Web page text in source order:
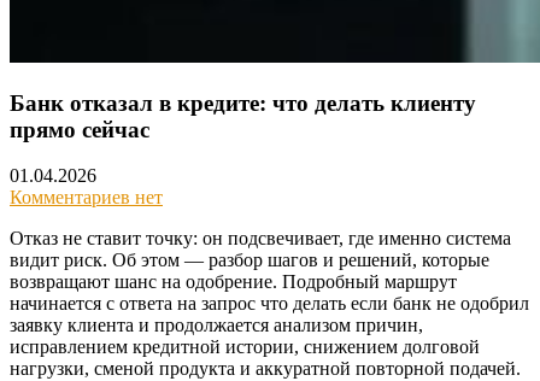
Банк отказал в кредите: что делать клиенту
прямо сейчас
01.04.2026
Комментариев нет
Отказ не ставит точку: он подсвечивает, где именно система
видит риск. Об этом — разбор шагов и решений, которые
возвращают шанс на одобрение. Подробный маршрут
начинается с ответа на запрос что делать если банк не одобрил
заявку клиента и продолжается анализом причин,
исправлением кредитной истории, снижением долговой
нагрузки, сменой продукта и аккуратной повторной подачей.